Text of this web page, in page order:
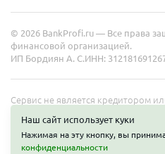
Анапа
Ейск
© 2026 BankProfi.ru — Все права
финансовой организацией.
ИП Бордиян А. С.ИНН:
Сервис не является кредитором
на сайте не является публичной
уточняйте на сайте организаций.
Наш сайт использует куки
Нажимая на эту кнопку, вы
конфиденциальности